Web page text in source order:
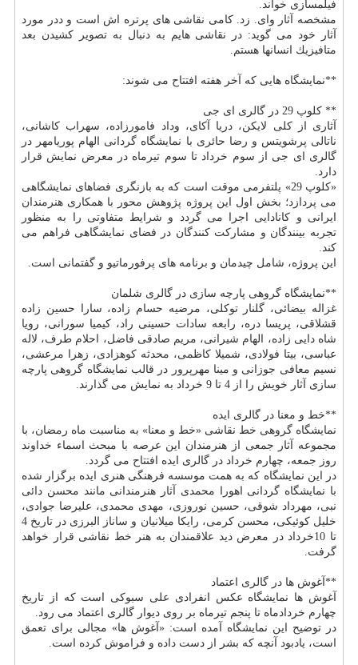
فیلمسازی خواند.
مشخصه آثار وای. زد. كامی نقاشی های پرتره اش است و ددر مورد
آثار خود می گوید: در نقاشی هایم به دنبال به تصویر كشیدن بعد
متافیزیك انسانها هستم.
**نمایشگاه هایی كه آخر هفته افتتاح می شوند:
** كلوپ 29 در گالری ای جی
آثاری از كلی لایكن، دریا آكای، وداد فامورزاده، سهراب كاشانی،
ناتالی پرشویتس و رضا حائری با نمایشگاه گردانی الهام پوریامهر در
گالری ای جی از سوم خرداد تا سوم تیرماه در معرض نمایش قرار
دارد.
«كلوپ 29» پلتفرمی موقت است كه به بازنگری فضاهای نمایشگاهی
می پردازد؛ بخش اول این پروژه پژوهش محور با همكاری هنرمندان
ایرانی و كانادایی اجرا می گردد و شرایط متفاوتی را به منظور
تجربه بینندگان و مشاركت كنندگان در فضای نمایشگاهی فراهم می
كند.
این پروژه، شامل چیدمان و برنامه های پرفورماتیو و گفتمانی است.
**نمایشگاه گروهی پارچه سازی در گالری شلمان
غزاله بیضائی، گلنار توكلی، مرضیه حسام زاده، سارا حسین زاده
قشلاقی، پریسا دره، رابعه سادات حسینی راد، كیمیا سورانی، رویا
شاه دایی زاده، الهام شیرانی، مریم صادقی فاضل، احلام طرف، لاله
عباسی، بیتا فولادی، شمیلا كاظمی، محدثه كوهزادی، زهرا مرعشی،
نسیم معافی جوزانی و مینا مهرپرور در قالب نمایشگاه گروهی پارچه
سازی آثار خویش را از 4 تا 9 خرداد به نمایش می گذارند.
**خط و معنا در گالری ایده
نمایشگاه گروهی خط نقاشی «خط و معنا» به مناسبت ماه رمضان، با
مجموعه آثار جمعی از هنرمندان این عرصه با مبحث اسماء خداوند
روز جمعه، چهارم خرداد در گالری ایده افتتاح می گردد.
در این نمایشگاه كه به همت موسسه فرهنگی هنری ایده برگزار شده
با نمایشگاه گردانی اهورا محمدی آثار هنرمندانی مانند محسن دائی
نبی، مهرداد شوقی، حسین نوروزی، مهدی محمدی، علیرضا جوادی،
خلیل كوئیكی، محسن كرمی، رایكا میلانیان و ساناز البرزی در تاریخ 4
تا 10خرداد در معرض دید علاقمندان به هنر خط نقاشی قرار خواهد
گرفت.
**آغوش ها در گالری اعتماد
آغوش ها نمایشگاه عكس انفرادی علی سبوكی است كه از تاریخ
چهارم خردادماه تا پنجم تیرماه بر روی دیوار گالری اعتماد می رود.
در توضیح این نمایشگاه آمده است: «آغوش ها» مجالی برای تعمق
است، یادبود آنچه كه بشر از دست داده و فراموش كرده است.